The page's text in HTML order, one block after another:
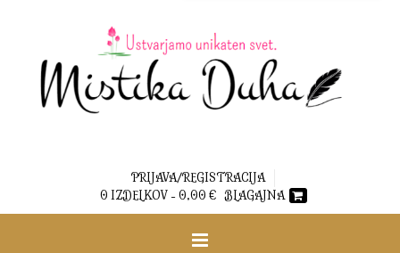
PRIJAVA/REGISTRACIJA
0 IZDELKOV - 0,00 € BLAGAJNA